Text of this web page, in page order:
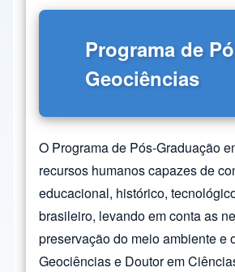
Programa de
Geociências
O Programa de Pós-Graduação
recursos humanos capazes de
educacional, histórico,
brasileiro, levando em conta as
preservação do meio ambiente e
Geociências e Doutor em